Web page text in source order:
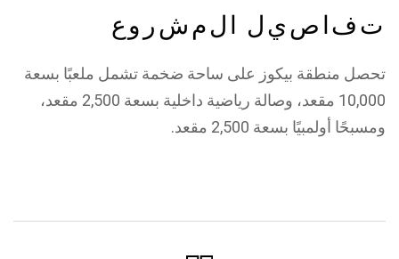
تفا صيل ا لم شر و ع
تحصل منطقة بيكوز على ساحة ضخمة تشمل ملعبًا بسعة
10,000 مقعد، وصالة رياضية داخلية بسعة 2,500 مقعد،
ومسبحًا أولمبيًا بسعة 2,500 مقعد.